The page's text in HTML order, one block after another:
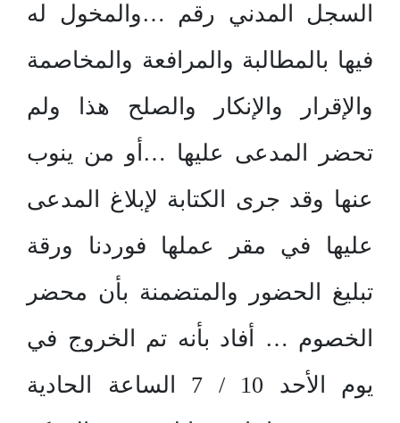
السجل المدني رقم …والمخول له
فيها بالمطالبة والمرافعة والمخاصمة
والإقرار والإنكار والصلح هذا ولم
تحضر المدعى عليها …أو من ينوب
عنها وقد جرى الكتابة لإبلاغ المدعى
عليها في مقر عملها فوردنا ورقة
تبليغ الحضور والمتضمنة بأن محضر
الخصوم … أفاد بأنه تم الخروج في
يوم الأحد 10 / 7 الساعة الحادية